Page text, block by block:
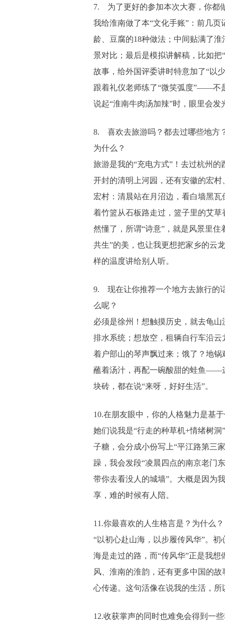
7. 为了更好的参加本次大赛，你都
我给淮南做了本“文化手账”：前几页
龄、豆腐的18种做法；中间贴满了
景对比；最后是模拟讲解稿，比如把
故事，给外国评委讲时特意加了“以
跟着礼仪老师练了“微笑弧度”——不
说起“淮南牛肉汤加辣”时，眼里会发
8. 喜欢去旅游吗？都去过哪些地方
为什么？
旅游是我的“充电方式”！去过杭州的
开封的清明上河园，还有安徽的宏
宏村：清晨站在月沼边，看白墙黑
着竹篮从石板路走过，篮子里的艾
然懂了，所谓“诗意”，就是风景里住
共生”的美，也让我更想把家乡的云
样的温度讲给别人听。
9. 现在让你推荐一个地方去旅行的
么呢？
必须是徐州！想触摸历史，就去龟
排水系统；想放空，租辆自行车沿
着户部山的琴声飘过来；饿了？地
蘸着汤汁，再配一碗酸甜的蛙鱼——
块砖，都在说“来呀，好好生活”。
10.在朋友眼中，你的人格魅力是基
她们说我是“行走的种草机+情绪树
子糖，会分成小份写上“平江路第三
躁，我会发段“凌晨四点的南京老门
带你去看没人的城墙”。大概是因为
享，难的时候有人陪。
11.你最喜欢的人生格言是？为什么？
“以初心赴山海，以步履传风华”。初
海是走过的路，而“传风华”正是我
风、淮南的淮韵，还有更多中国的
心传递。这句活像在说我的生活，所
12.收获掌声的同时也难免会得到一